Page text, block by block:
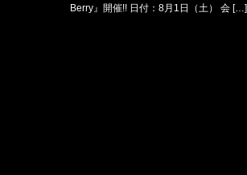
Berry』開催!! 日付：8月1日（土） 会 […]